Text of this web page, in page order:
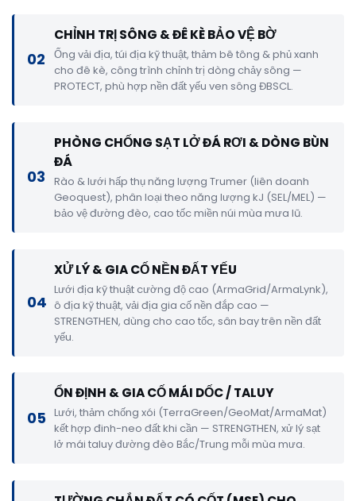
02
CHỈNH TRỊ SÔNG & ĐÊ KÈ BẢO VỆ BỜ
Ống vải địa, túi địa kỹ thuật, thảm bê tông & phủ xanh
cho đê kè, công trình chỉnh trị dòng chảy sông —
PROTECT, phù hợp nền đất yếu ven sông ĐBSCL.
03
PHÒNG CHỐNG SẠT LỞ ĐÁ RƠI & DÒNG BÙN
ĐÁ
Rào & lưới hấp thụ năng lượng Trumer (liên doanh
Geoquest), phân loại theo năng lượng kJ (SEL/MEL) —
bảo vệ đường đèo, cao tốc miền núi mùa mưa lũ.
04
XỬ LÝ & GIA CỐ NỀN ĐẤT YẾU
Lưới địa kỹ thuật cường độ cao (ArmaGrid/ArmaLynk),
ô địa kỹ thuật, vải địa gia cố nền đắp cao —
STRENGTHEN, dùng cho cao tốc, sân bay trên nền đất
yếu.
05
ỔN ĐỊNH & GIA CỐ MÁI DỐC / TALUY
Lưới, thảm chống xói (TerraGreen/GeoMat/ArmaMat)
kết hợp đinh-neo đất khi cần — STRENGTHEN, xử lý sạt
lở mái taluy đường đèo Bắc/Trung mỗi mùa mưa.